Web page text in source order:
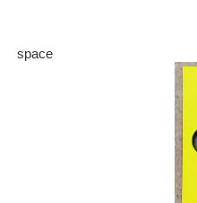
space